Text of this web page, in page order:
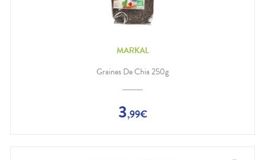
MARKAL
Graines De Chia 250g
3,99€